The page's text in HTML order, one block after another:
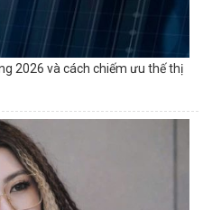
2026 và cách chiếm ưu thế thị